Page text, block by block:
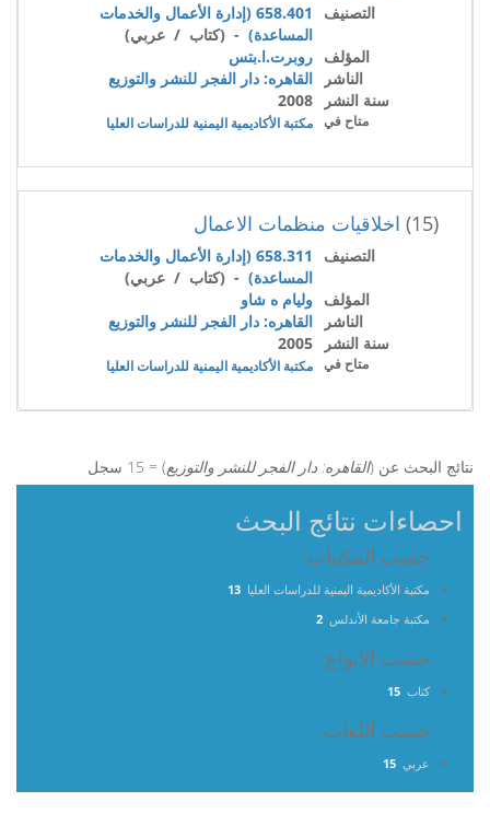
التصنيف
658.401 (إدارة الأعمال والخدمات
المساعدة) - (كتاب / عربي)
المؤلف روبرت.ا.بتس
الناشر
القاهره: دار الفجر للنشر والتوزيع
سنة النشر
2008
متاح في مكتبة الأكاديمية اليمنية للدراسات العليا
(15) اخلاقيات منظمات الاعمال
التصنيف
658.311 (إدارة الأعمال والخدمات
المساعدة) - (كتاب / عربي)
المؤلف وليام ه شاو
الناشر
القاهره: دار الفجر للنشر والتوزيع
سنة النشر
2005
متاح في مكتبة الأكاديمية اليمنية للدراسات العليا
نتائج البحث عن (القاهره: دار الفجر للنشر والتوزيع) = 15 سجل
احصاءات نتائج البحث
حسب المكتبات:
مكتبة الأكاديمية اليمنية للدراسات العليا 13
مكتبة جامعة الأندلس 2
حسب الانواع:
كتاب 15
حسب اللغات:
عربي 15